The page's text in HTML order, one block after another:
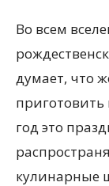
Во всем
думает, что
год это
кулинарные